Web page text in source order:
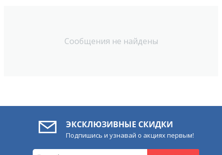
Сообщения не найдены
ЭКСКЛЮЗИВНЫЕ СКИДКИ
Подпишись и узнавай о акциях первым!